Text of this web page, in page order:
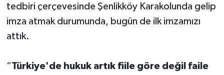
tedbiri çerçevesinde Şenlikköy Karakolunda gelip
imza atmak durumunda, bugün de ilk imzamızı
attık.
“Türkiye'de hukuk artık fiile göre değil faile